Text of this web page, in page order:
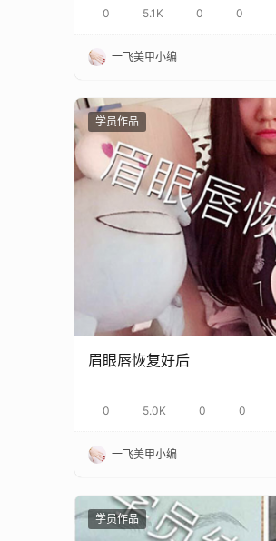
0 5.1K 0 0
一飞美甲小编
学员作品
眉眼唇恢复好后
0 5.0K 0 0
一飞美甲小编
学员作品